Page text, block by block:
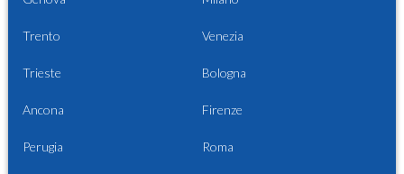
Trento Venezia
Trieste Bologna
Ancona Firenze
Perugia Roma